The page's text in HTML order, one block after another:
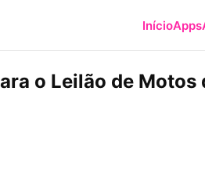
InícioApps
o Leilão de Motos